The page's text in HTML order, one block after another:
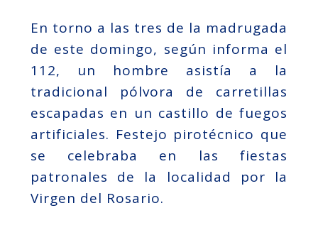
En torno a las tres de la madrugada
de este domingo, según informa el
112, un hombre asistía a la
tradicional pólvora de carretillas
escapadas en un castillo de fuegos
artificiales. Festejo pirotécnico que
se celebraba en las fiestas
patronales de la localidad por la
Virgen del Rosario.